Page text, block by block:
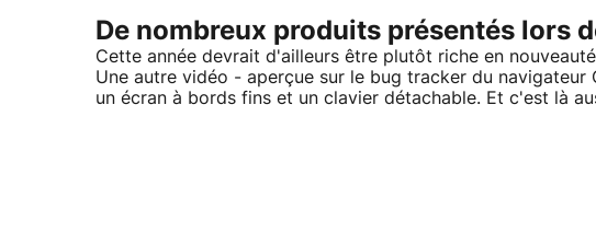
De nombreux produits présentés lors
Cette année devrait d'ailleurs être plutôt riche en
Une autre vidéo - aperçue sur le bug tracker du
un écran à bords fins et un clavier détachable. Et c'est là